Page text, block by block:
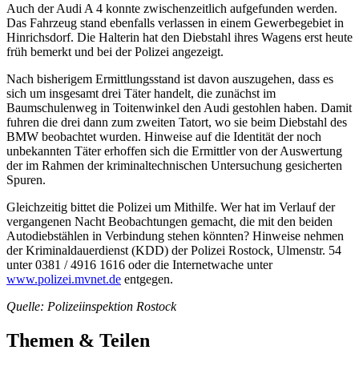
Auch der Audi A 4 konnte zwischenzeitlich aufgefunden werden.
Das Fahrzeug stand ebenfalls verlassen in einem Gewerbegebiet in
Hinrichsdorf. Die Halterin hat den Diebstahl ihres Wagens erst heute
früh bemerkt und bei der Polizei angezeigt.
Nach bisherigem Ermittlungsstand ist davon auszugehen, dass es
sich um insgesamt drei Täter handelt, die zunächst im
Baumschulenweg in Toitenwinkel den Audi gestohlen haben. Damit
fuhren die drei dann zum zweiten Tatort, wo sie beim Diebstahl des
BMW beobachtet wurden. Hinweise auf die Identität der noch
unbekannten Täter erhoffen sich die Ermittler von der Auswertung
der im Rahmen der kriminaltechnischen Untersuchung gesicherten
Spuren.
Gleichzeitig bittet die Polizei um Mithilfe. Wer hat im Verlauf der
vergangenen Nacht Beobachtungen gemacht, die mit den beiden
Autodiebstählen in Verbindung stehen könnten? Hinweise nehmen
der Kriminaldauerdienst (KDD) der Polizei Rostock, Ulmenstr. 54
unter 0381 / 4916 1616 oder die Internetwache unter
www.polizei.mvnet.de entgegen.
Quelle: Polizeiinspektion Rostock
Themen & Teilen